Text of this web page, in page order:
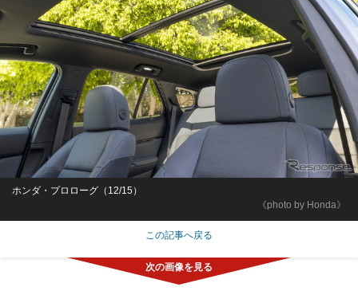
《photo by Honda》
ホンダ・プロローグ（12/15）
この記事へ戻る